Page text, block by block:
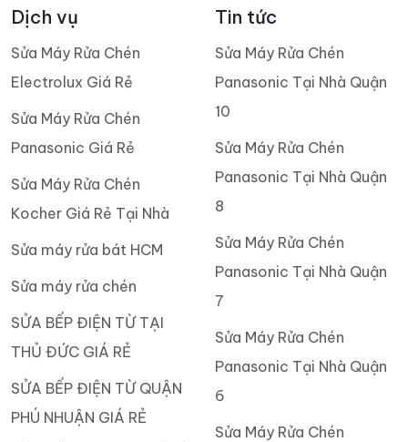
Dịch vụ
Sửa Máy Rửa Chén
Electrolux Giá Rẻ
Sửa Máy Rửa Chén
Panasonic Giá Rẻ
Sửa Máy Rửa Chén
Kocher Giá Rẻ Tại Nhà
Sửa máy rửa bát HCM
Sửa máy rửa chén
SỬA BẾP ĐIỆN TỪ TẠI
THỦ ĐỨC GIÁ RẺ
SỬA BẾP ĐIỆN TỪ QUẬN
PHÚ NHUẬN GIÁ RẺ
Tin tức
Sửa Máy Rửa Chén
Panasonic Tại Nhà Quận
10
Sửa Máy Rửa Chén
Panasonic Tại Nhà Quận
8
Sửa Máy Rửa Chén
Panasonic Tại Nhà Quận
7
Sửa Máy Rửa Chén
Panasonic Tại Nhà Quận
6
Sửa Máy Rửa Chén